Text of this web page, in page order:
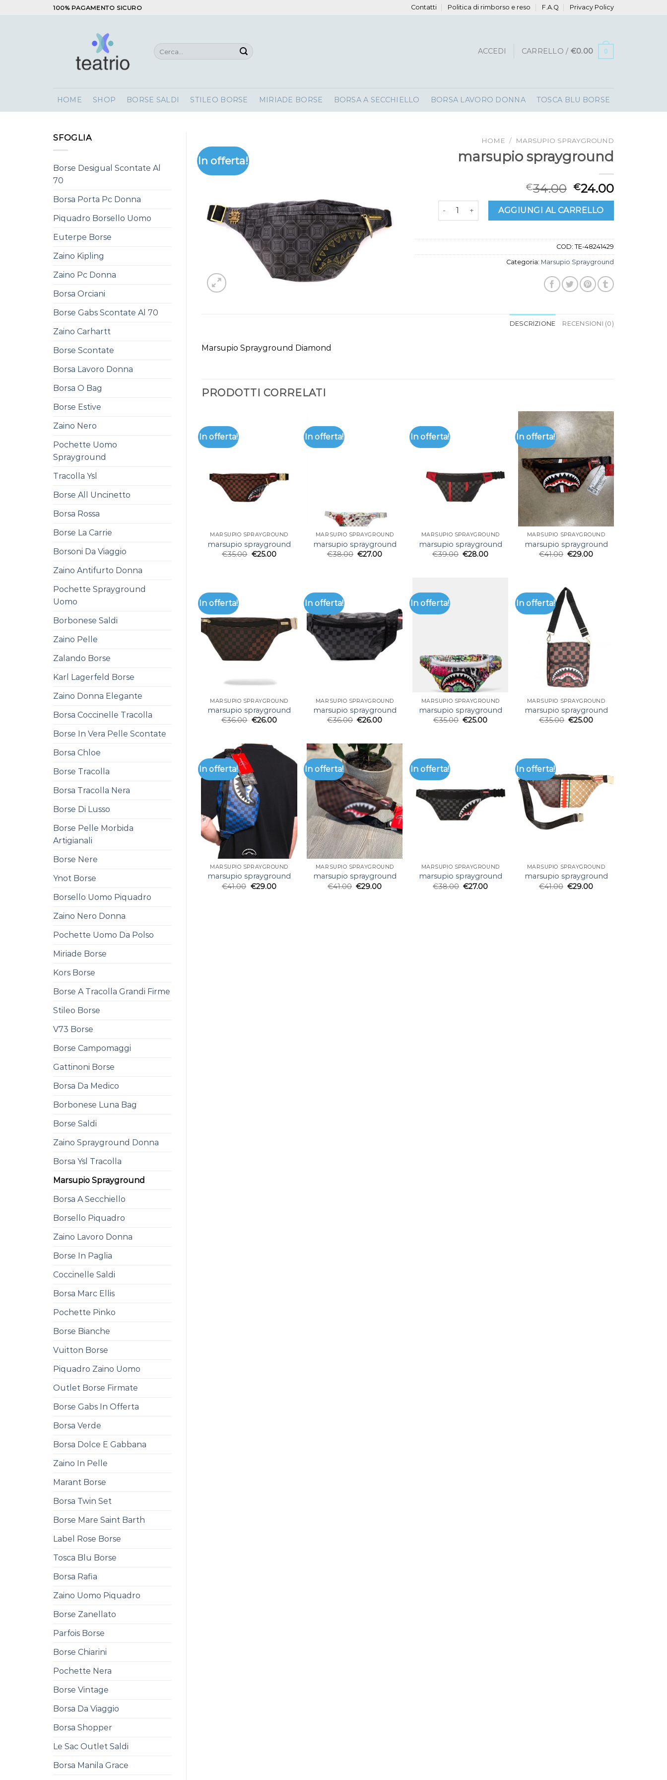
100% PAGAMENTO SICURO Contatti Politica di rimborso e reso F.A.Q Privacy Policy
Cerca: ACCEDI CARRELLO / €0.00 0
HOME SHOP BORSE SALDI STILEO BORSE MIRIADE BORSE BORSA A SECCHIELLO BORSA LAVORO DONNA TOSCA BLU BORSE
SFOGLIA
Borse Desigual Scontate Al
70
Borsa Porta Pc Donna
Piquadro Borsello Uomo
Euterpe Borse
Zaino Kipling
Zaino Pc Donna
Borsa Orciani
Borse Gabs Scontate Al 70
Zaino Carhartt
Borse Scontate
Borsa Lavoro Donna
Borsa O Bag
Borse Estive
Zaino Nero
Pochette Uomo
Sprayground
Tracolla Ysl
Borse All Uncinetto
Borsa Rossa
Borse La Carrie
Borsoni Da Viaggio
Zaino Antifurto Donna
Pochette Sprayground
Uomo
Borbonese Saldi
Zaino Pelle
Zalando Borse
Karl Lagerfeld Borse
Zaino Donna Elegante
Borsa Coccinelle Tracolla
Borse In Vera Pelle Scontate
Borsa Chloe
Borse Tracolla
Borsa Tracolla Nera
Borse Di Lusso
Borse Pelle Morbida
Artigianali
Borse Nere
Ynot Borse
Borsello Uomo Piquadro
Zaino Nero Donna
Pochette Uomo Da Polso
Miriade Borse
Kors Borse
Borse A Tracolla Grandi Firme
Stileo Borse
V73 Borse
Borse Campomaggi
Gattinoni Borse
Borsa Da Medico
Borbonese Luna Bag
Borse Saldi
Zaino Sprayground Donna
Borsa Ysl Tracolla
Marsupio Sprayground
Borsa A Secchiello
Borsello Piquadro
Zaino Lavoro Donna
Borse In Paglia
Coccinelle Saldi
Borsa Marc Ellis
Pochette Pinko
Borse Bianche
Vuitton Borse
Piquadro Zaino Uomo
Outlet Borse Firmate
Borse Gabs In Offerta
Borsa Verde
Borsa Dolce E Gabbana
Zaino In Pelle
Marant Borse
Borsa Twin Set
Borse Mare Saint Barth
Label Rose Borse
Tosca Blu Borse
Borsa Rafia
Zaino Uomo Piquadro
Borse Zanellato
Parfois Borse
Borse Chiarini
Pochette Nera
Borse Vintage
Borsa Da Viaggio
Borsa Shopper
Le Sac Outlet Saldi
Borsa Manila Grace
In offerta!
HOME / MARSUPIO SPRAYGROUND
marsupio sprayground
€34.00 €24.00
marsupio sprayground quantità
AGGIUNGI AL CARRELLO
COD: TE-48241429
Categoria: Marsupio Sprayground
DESCRIZIONE RECENSIONI (0)
Marsupio Sprayground Diamond
PRODOTTI CORRELATI
In offerta!
MARSUPIO SPRAYGROUND
marsupio sprayground
€35.00 €25.00
In offerta!
MARSUPIO SPRAYGROUND
marsupio sprayground
€38.00 €27.00
In offerta!
MARSUPIO SPRAYGROUND
marsupio sprayground
€39.00 €28.00
In offerta!
MARSUPIO SPRAYGROUND
marsupio sprayground
€41.00 €29.00
In offerta!
MARSUPIO SPRAYGROUND
marsupio sprayground
€36.00 €26.00
In offerta!
MARSUPIO SPRAYGROUND
marsupio sprayground
€36.00 €26.00
In offerta!
MARSUPIO SPRAYGROUND
marsupio sprayground
€35.00 €25.00
In offerta!
MARSUPIO SPRAYGROUND
marsupio sprayground
€35.00 €25.00
In offerta!
MARSUPIO SPRAYGROUND
marsupio sprayground
€41.00 €29.00
In offerta!
MARSUPIO SPRAYGROUND
marsupio sprayground
€41.00 €29.00
In offerta!
MARSUPIO SPRAYGROUND
marsupio sprayground
€38.00 €27.00
In offerta!
MARSUPIO SPRAYGROUND
marsupio sprayground
€41.00 €29.00